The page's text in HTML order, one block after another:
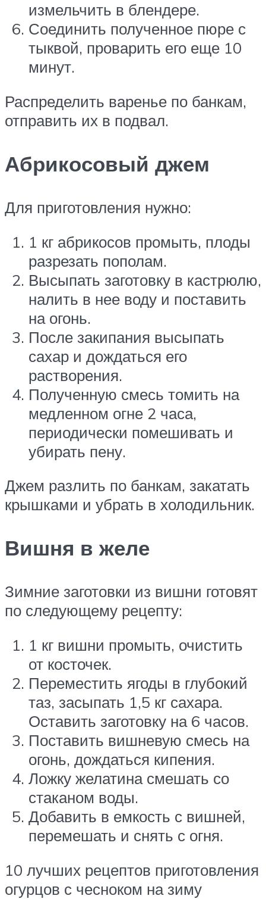
измельчить в блендере.
Соединить полученное пюре с
тыквой, проварить его еще 10
минут.
Распределить варенье по банкам,
отправить их в подвал.
Абрикосовый джем
Для приготовления нужно:
1 кг абрикосов промыть, плоды
разрезать пополам.
Высыпать заготовку в кастрюлю,
налить в нее воду и поставить
на огонь.
После закипания высыпать
сахар и дождаться его
растворения.
Полученную смесь томить на
медленном огне 2 часа,
периодически помешивать и
убирать пену.
Джем разлить по банкам, закатать
крышками и убрать в холодильник.
Вишня в желе
Зимние заготовки из вишни готовят
по следующему рецепту:
1 кг вишни промыть, очистить
от косточек.
Переместить ягоды в глубокий
таз, засыпать 1,5 кг сахара.
Оставить заготовку на 6 часов.
Поставить вишневую смесь на
огонь, дождаться кипения.
Ложку желатина смешать со
стаканом воды.
Добавить в емкость с вишней,
перемешать и снять с огня.
10 лучших рецептов приготовления
огурцов с чесноком на зиму